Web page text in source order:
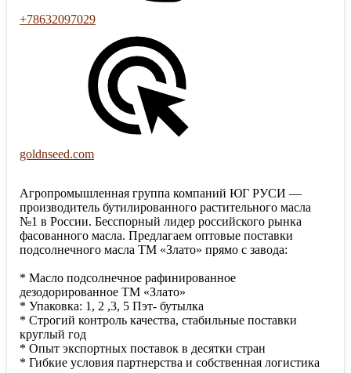
+78632097029
goldnseed.com
Агропромышленная группа компаний ЮГ РУСИ —
производитель бутилированного растительного масла
№1 в России. Бесспорный лидер российского рынка
фасованного масла. Предлагаем оптовые поставки
подсолнечного масла ТМ «Злато» прямо с завода:
* Масло подсолнечное рафинированное
дезодорированное ТМ «Злато»
* Упаковка: 1, 2 ,3, 5 Пэт- бутылка
* Строгий контроль качества, стабильные поставки
круглый год
* Опыт экспортных поставок в десятки стран
* Гибкие условия партнерства и собственная логистика